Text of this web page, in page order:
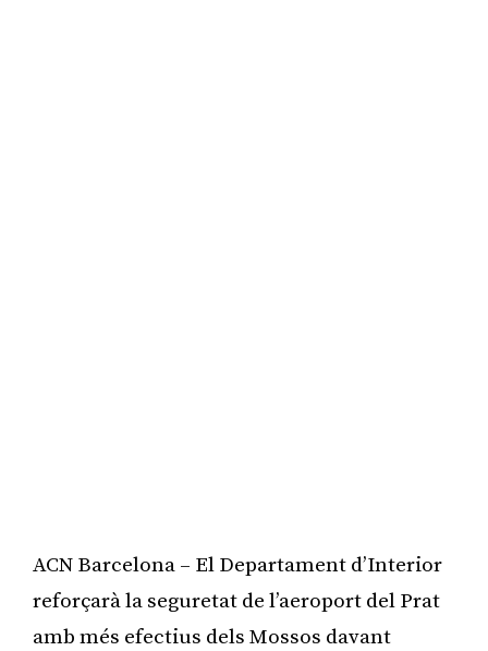
ACN Barcelona – El Departament d’Interior
reforçarà la seguretat de l’aeroport del Prat
amb més efectius dels Mossos davant